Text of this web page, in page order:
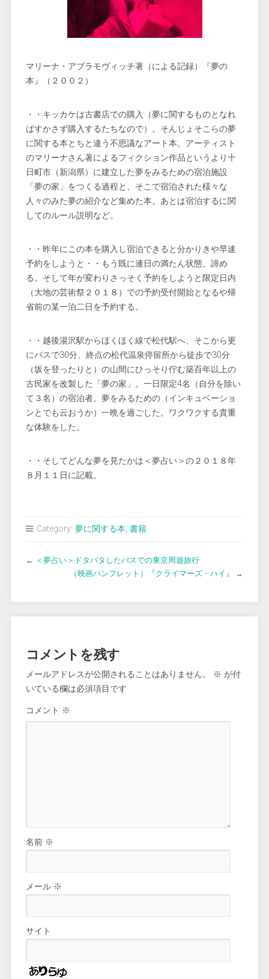
マリーナ・アブラモヴィッチ著（による記録）『夢の
本』（２００２）
・・キッカケは古書店での購入（夢に関するものとなれ
ばすかさず購入するたちなので）。そんじょそこらの夢
に関する本とちと違う不思議なアート本。アーティスト
のマリーナさん著によるフィクション作品というより十
日町市（新潟県）に建立した夢をみるための宿泊施設
「夢の家」をつくる過程と、そこで宿泊された様々な
人々のみた夢の紹介など集めた本。あとは宿泊するに関
してのルール説明など。
・・昨年にこの本を購入し宿泊できると分かりきや早速
予約をしようと・・もう既に連日の満たん状態。諦め
る。そして年が変わりさっそく予約をしようと限定日内
（大地の芸術祭２０１８）での予約受付開始となるや帰
省前の某一泊二日を予約する。
・・越後湯沢駅からほくほく線で松代駅へ、そこから更
にバスで30分、終点の松代温泉停留所から徒歩で30分
（坂を登ったりと）の山間にひっそり佇む築百年以上の
古民家を改製した「夢の家」。一日限定4名（自分を除い
て３名）の宿泊者。夢をみるための（インキュベーショ
ンとでも云おうか）一晩を過ごした。ワクワクする貴重
な体験をした。
・・そしてどんな夢を見たかは＜夢占い＞の２０１８年
８月１１日に記載。
Category: 夢に関する本, 書籍
← ＜夢占い＞ドタバタしたバスでの東京周遊旅行
（映画パンフレット）『クライマーズ・ハイ』
→
コメントを残す
メールアドレスが公開されることはありません。 ※ が付
いている欄は必須項目です
コメント ※
名前 ※
メール ※
サイト